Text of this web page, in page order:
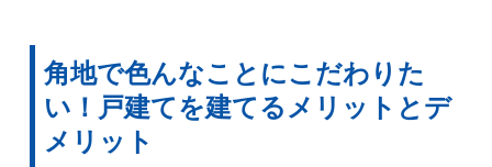
角地で色んなことにこだわりた
い！戸建てを建てるメリットとデ
メリット